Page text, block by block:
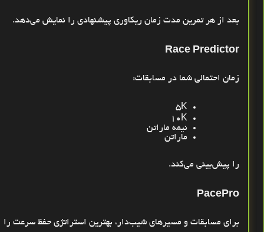
بعد از هر تمرین مدت زمان ریکاوری پیشنهادی را نمایش می‌دهد.
Race Predictor
زمان احتمالی شما در مسابقات:
5K
10K
نیمه ماراتن
ماراتن
را پیش‌بینی می‌کند.
PacePro
برای مسابقات و مسیرهای شیب‌دار، بهترین استراتژی حفظ سرعت را